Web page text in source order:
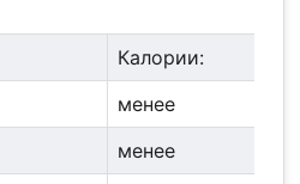
Калории:
менее
менее